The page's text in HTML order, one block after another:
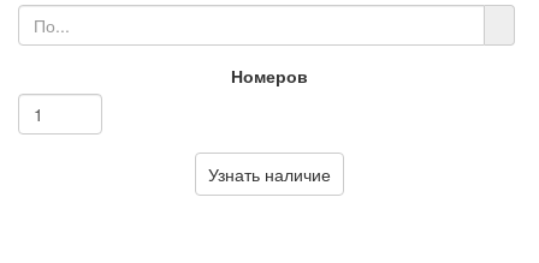
Номеров
Узнать наличие